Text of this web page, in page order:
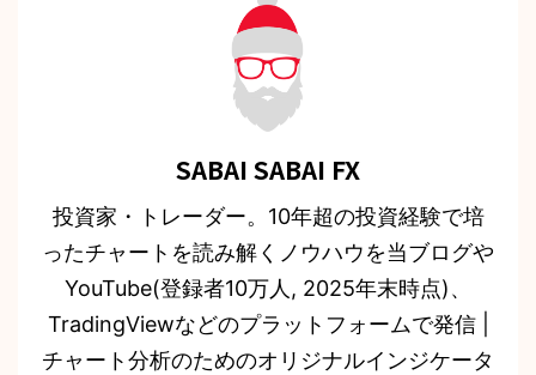
SABAI SABAI FX
投資家・トレーダー。10年超の投資経験で培
ったチャートを読み解くノウハウを当ブログや
YouTube(登録者10万人, 2025年末時点)、
TradingViewなどのプラットフォームで発信 |
チャート分析のためのオリジナルインジケータ